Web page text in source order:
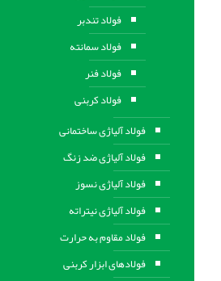
فولاد تندبر
فولاد سمانته
فولاد فنر
فولاد کربنی
فولاد آلیاژی ساختمانی
فولاد آلیاژی ضد زنگ
فولاد آلیاژی نسوز
فولاد آلیاژی نیتراته
فولاد مقاوم به حرارت
فولادهای ابزار کربنی